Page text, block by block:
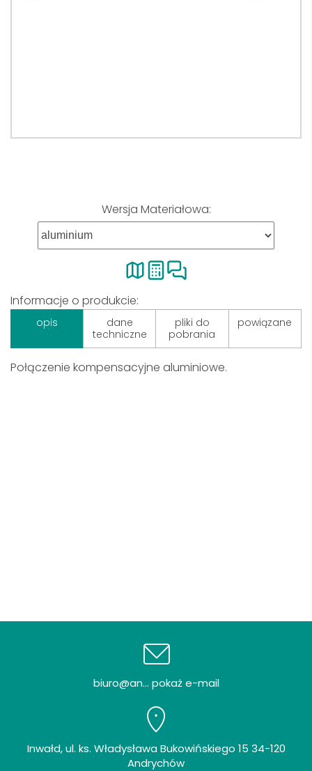
Wersja Materiałowa:
Informacje o produkcie:
opis
dane
techniczne
pliki do
pobrania
powiązane
Połączenie kompensacyjne aluminiowe.
biuro@an... pokaż e-mail
Inwałd, ul. ks. Władysława Bukowińskiego 15 34-120
Andrychów